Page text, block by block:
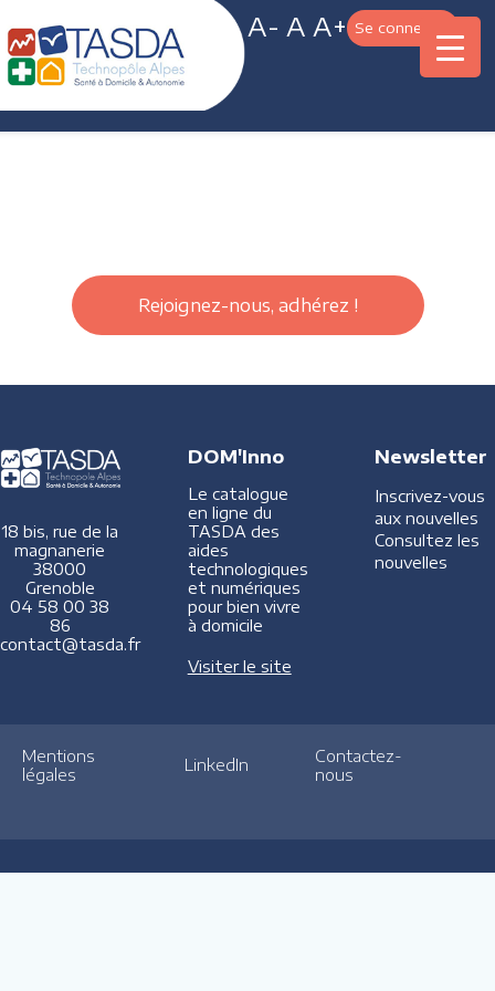
A- A A+ Se connecter
Rejoignez-nous, adhérez !
18 bis, rue de la
magnanerie
38000
Grenoble
04 58 00 38
86
contact@tasda.fr
DOM'Inno
Le catalogue
en ligne du
TASDA des
aides
technologiques
et numériques
pour bien vivre
à domicile
Visiter le site
Newsletter
Inscrivez-vous
aux nouvelles
Consultez les
nouvelles
Mentions
légales
LinkedIn
Contactez-
nous